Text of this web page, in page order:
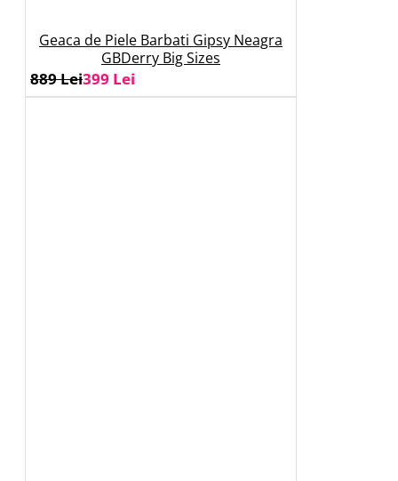
Geaca de Piele Barbati Gipsy Neagra
GBDerry Big Sizes
399 Lei
889 Lei